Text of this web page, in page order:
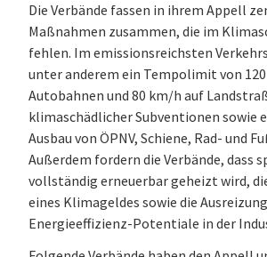
Die Verbände fassen in ihrem Appell
Maßnahmen zusammen, die im
fehlen. Im emissionsreichsten
unter anderem ein Tempolimit von
Autobahnen und 80 km/h auf
klimaschädlicher Subventionen sowie
Ausbau von ÖPNV, Schiene, Rad- und
Außerdem fordern die Verbände, dass
vollständig erneuerbar geheizt wird,
eines Klimageldes sowie die
Energieeffizienz-Potentiale in der